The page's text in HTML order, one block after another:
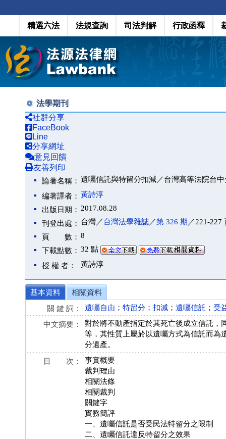
精選六法 法規查詢 司法判解 行政函釋
法學期刊
社群分享
FaceBook
Line
分享網址
意見回饋
友善列印
論著名稱： 遺囑信託與特留分扣減／台灣高等法院台
編著譯者： 黃詩淳
出版日期： 2017.08.28
刊登出處： 台灣／台灣法學雜誌／第 326 期 ／221-227
頁 數： 8
下載點數： 32 點
授 權 者： 黃詩淳
基本資料
相關資料
關 鍵 詞：
遺囑自由 ； 特留分 ； 扣減 ； 遺囑信託 ； 受
中文摘要：
對於將不動產指定於其死亡後成立信託，
等，其性質上屬於以遺囑方式為信託而為
分遺產。
目 次：
事實概要
裁判理由
相關法條
相關裁判
關鍵字
實務簡評
一、遺囑信託是否受民法特留分之限制
二、遺矚信託違反特留分之效果